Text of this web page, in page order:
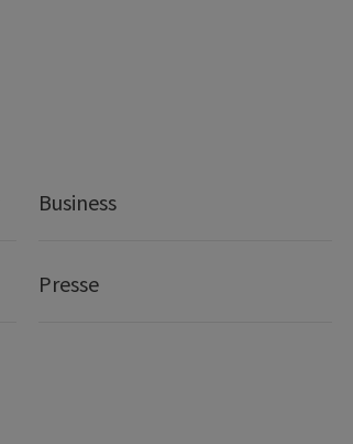
Business
Presse